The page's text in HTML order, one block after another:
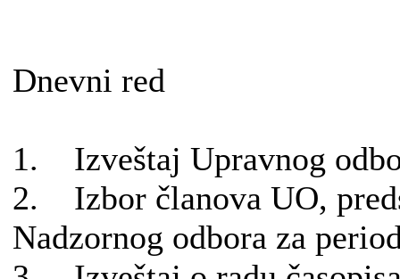
Dnevni red
1. Izveštaj Upravnog
2. Izbor članova UO,
Nadzornog odbora za